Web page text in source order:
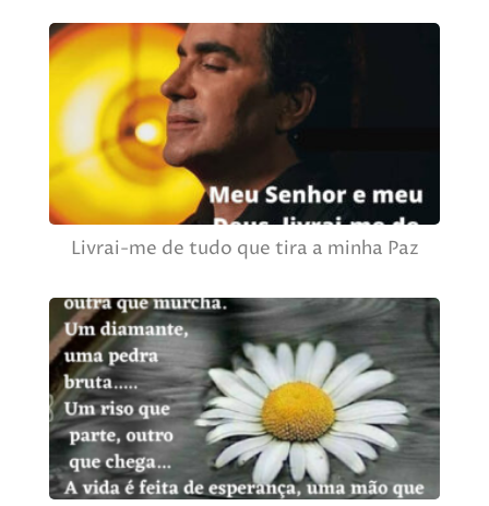
Livrai-me de tudo que tira a minha Paz